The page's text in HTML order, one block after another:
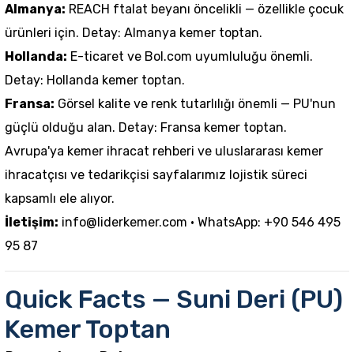
Almanya: REACH ftalat beyanı öncelikli — özellikle çocuk
ürünleri için. Detay: Almanya kemer toptan.
Hollanda: E-ticaret ve Bol.com uyumluluğu önemli.
Detay: Hollanda kemer toptan.
Fransa: Görsel kalite ve renk tutarlılığı önemli — PU'nun
güçlü olduğu alan. Detay: Fransa kemer toptan.
Avrupa'ya kemer ihracat rehberi ve uluslararası kemer
ihracatçısı ve tedarikçisi sayfalarımız lojistik süreci
kapsamlı ele alıyor.
İletişim: info@liderkemer.com · WhatsApp: +90 546 495
95 87
Quick Facts — Suni Deri (PU)
Kemer Toptan